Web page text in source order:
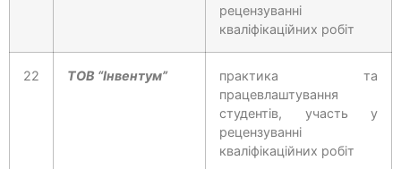
рецензуванні
кваліфікаційних робіт
22 ТОВ “Інвентум”
практика та
працевлаштування
студентів, участь у
рецензуванні
кваліфікаційних робіт